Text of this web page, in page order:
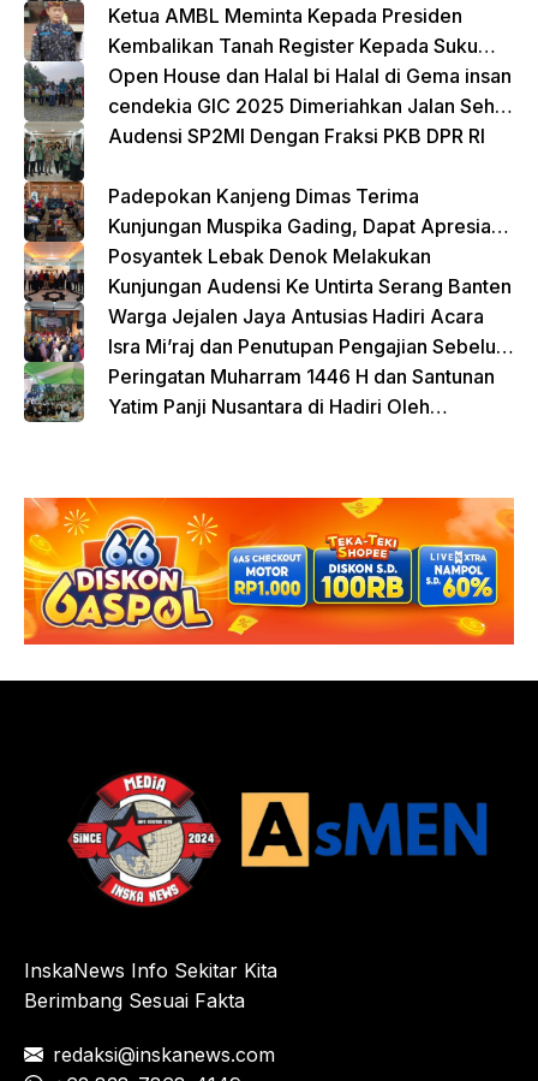
Ketua AMBL Meminta Kepada Presiden
Kembalikan Tanah Register Kepada Suku
Lampung
Open House dan Halal bi Halal di Gema insan
cendekia GIC 2025 Dimeriahkan Jalan Sehat
dan Bazar Kreatif
Audensi SP2MI Dengan Fraksi PKB DPR RI
Padepokan Kanjeng Dimas Terima
Kunjungan Muspika Gading, Dapat Apresiasi
atas Kontribusi Sosial dan Keagamaan
Posyantek Lebak Denok Melakukan
Kunjungan Audensi Ke Untirta Serang Banten
Warga Jejalen Jaya Antusias Hadiri Acara
Isra Mi’raj dan Penutupan Pengajian Sebelum
Ramadhan
Peringatan Muharram 1446 H dan Santunan
Yatim Panji Nusantara di Hadiri Oleh
InskaNews Info Sekitar Kita
Berimbang Sesuai Fakta
redaksi@inskanews.com